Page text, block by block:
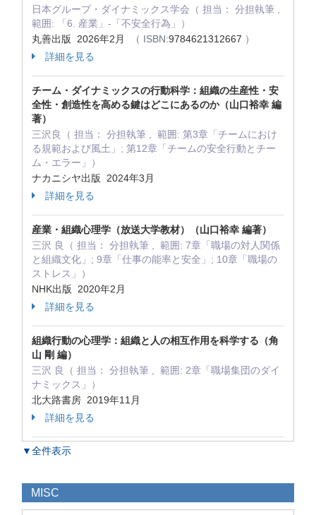
日本グループ・ダイナミックス学会（ 担当： 分担執筆 ,
範囲: 「6. 産業」-「不安全行為」）
丸善出版 2026年2月
（ ISBN:9784621312667 ）
詳細を見る
チーム・ダイナミックスの行動科学：組織の生産性・安
全性・創造性を高める鍵はどこにあるのか（山口裕幸 編
著）
三沢良（ 担当： 分担執筆 , 範囲: 第3章「チームにおけ
る規範および風土」; 第12章「チームの安全行動とチー
ム・エラー」）
ナカニシヤ出版 2024年3月
詳細を見る
産業・組織心理学（放送大学教材）（山口裕幸 編著）
三沢 良（ 担当： 分担執筆 , 範囲: 7章「職場の対人関係
と組織文化」; 9章「仕事の能率と安全」; 10章「職場の
ストレス」）
NHK出版 2020年2月
詳細を見る
組織行動の心理学：組織と人の相互作用を科学する（角
山 剛 編）
三沢 良（ 担当： 分担執筆 , 範囲: 2章「職場集団のダイ
ナミックス」）
北大路書房 2019年11月
詳細を見る
▼全件表示
MISC